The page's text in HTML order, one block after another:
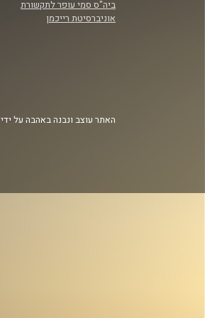
ביה"ס סמי עופר לתקשורת
אוניברסיטת רייכמן
האתר עוצב ונבנה באהבה על ידי